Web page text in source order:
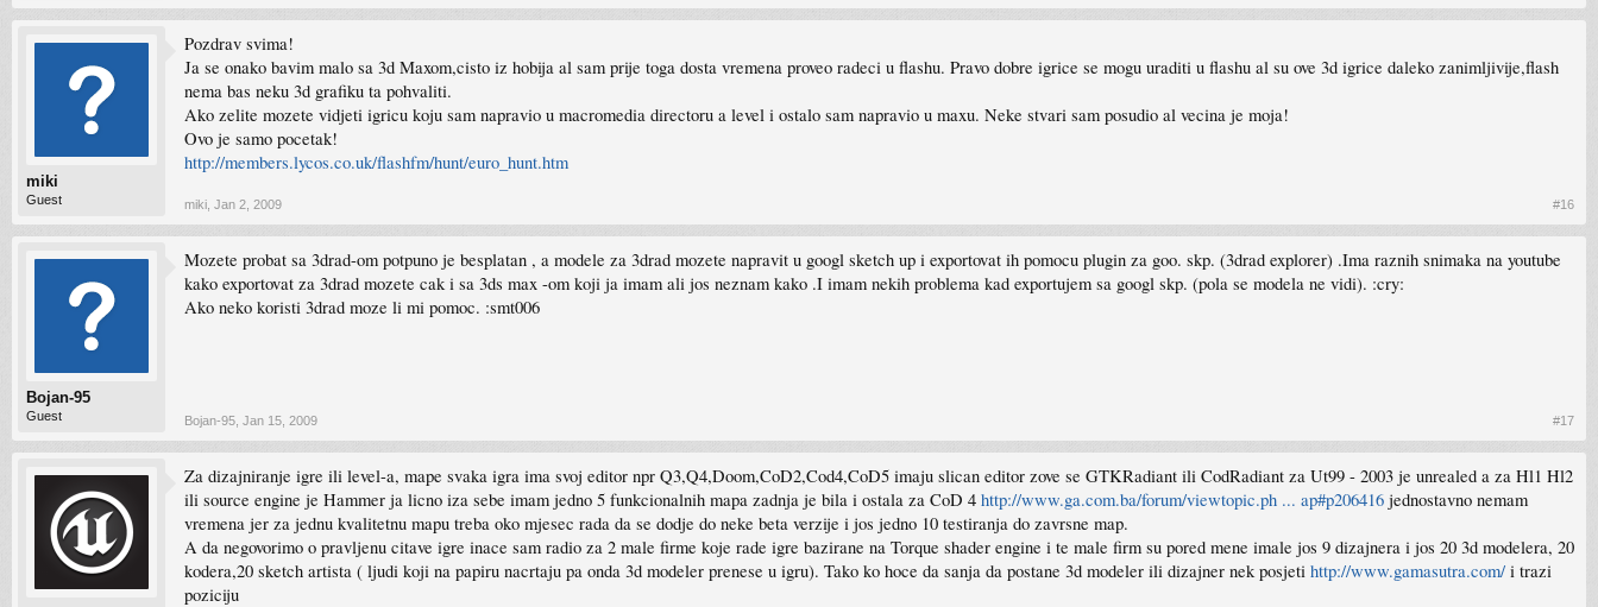
miki
Guest
Pozdrav svima!
Ja se onako bavim malo sa 3d Maxom,cisto iz hobija al sam prije toga dosta vremena proveo radeci u flashu. Pravo dobre igrice se mogu uraditi u flashu al su ove 3d igrice daleko zanimljivije,flash
nema bas neku 3d grafiku ta pohvaliti.
Ako zelite mozete vidjeti igricu koju sam napravio u macromedia directoru a level i ostalo sam napravio u maxu. Neke stvari sam posudio al vecina je moja!
Ovo je samo pocetak!
http://members.lycos.co.uk/flashfm/hunt/euro_hunt.htm
miki Jan 2, 2009 #16
Bojan-95
Guest
Mozete probat sa 3drad-om potpuno je besplatan , a modele za 3drad mozete napravit u googl sketch up i exportovat ih pomocu plugin za goo. skp. (3drad explorer) .Ima raznih snimaka na youtube
kako exportovat za 3drad mozete cak i sa 3ds max -om koji ja imam ali jos neznam kako .I imam nekih problema kad exportujem sa googl skp. (pola se modela ne vidi). :cry:
Ako neko koristi 3drad moze li mi pomoc. :smt006
Bojan-95 Jan 15, 2009 #17
Za dizajniranje igre ili level-a, mape svaka igra ima svoj editor npr Q3,Q4,Doom,CoD2,Cod4,CoD5 imaju slican editor zove se GTKRadiant ili CodRadiant za Ut99 - 2003 je unrealed a za Hl1 Hl2
ili source engine je Hammer ja licno iza sebe imam jedno 5 funkcionalnih mapa zadnja je bila i ostala za CoD 4 http://www.ga.com.ba/forum/viewtopic.ph ... ap#p206416 jednostavno nemam
vremena jer za jednu kvalitetnu mapu treba oko mjesec rada da se dodje do neke beta verzije i jos jedno 10 testiranja do zavrsne map.
A da negovorimo o pravljenu citave igre inace sam radio za 2 male firme koje rade igre bazirane na Torque shader engine i te male firm su pored mene imale jos 9 dizajnera i jos 20 3d modelera, 20
kodera,20 sketch artista ( ljudi koji na papiru nacrtaju pa onda 3d modeler prenese u igru). Tako ko hoce da sanja da postane 3d modeler ili dizajner nek posjeti http://www.gamasutra.com/ i trazi
poziciju